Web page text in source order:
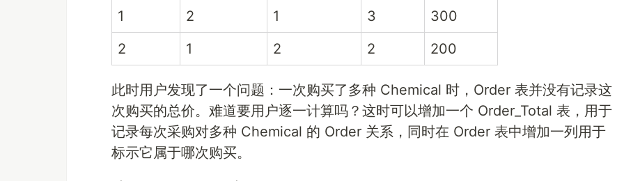
1
2 1 3
300
2
1 2 2 200
此时用户发现了一个问题：一次购买了多种 Chemical 时，Order 表并没有记录这
次购买的总价。难道要用户逐一计算吗？这时可以增加一个 Order_Total 表，用于
记录每次采购对多种 Chemical 的 Order 关系，同时在 Order 表中增加一列用于
标示它属于哪次购买。